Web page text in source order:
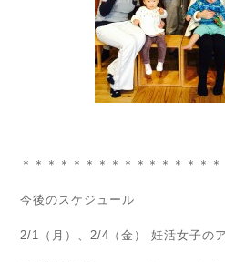
＊＊＊＊＊＊＊＊＊＊＊＊＊＊＊＊
今後のスケジュール
2/1（月）、2/4（金） 妊活女子の